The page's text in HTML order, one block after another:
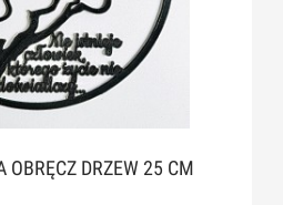
OBRĘCZ DRZEW 25 CM